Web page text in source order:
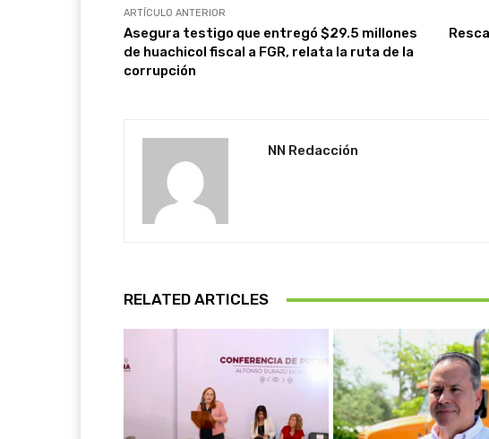
ARTÍCULO ANTERIOR
Asegura testigo que entregó $29.5 millones
de huachicol fiscal a FGR, relata la ruta de la
corrupción
NN Redacción
RELATED ARTICLES